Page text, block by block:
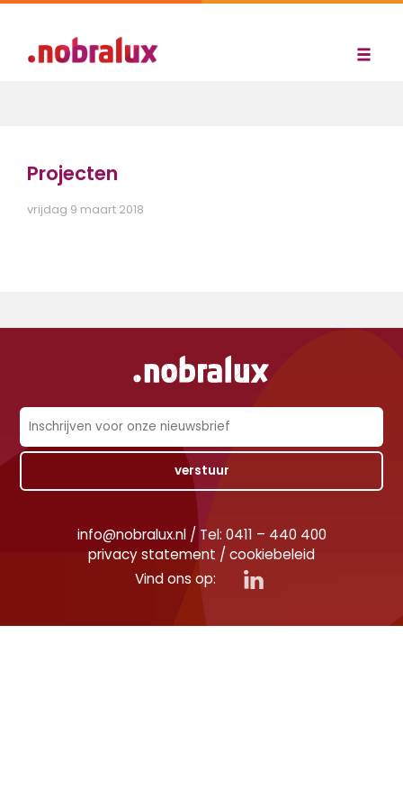
Projecten
vrijdag 9 maart 2018
info@nobralux.nl/ Tel: 0411 – 440 400
privacy statement / cookiebeleid
Vind ons op: